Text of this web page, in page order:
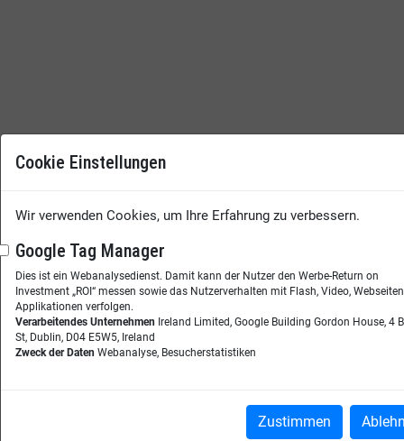
Cookie Einstellungen
Wir verwenden Cookies, um Ihre Erfahrung zu verbessern.
Google Tag Manager
Dies ist ein Webanalysedienst. Damit kann der Nutzer den Werbe-Return on
Investment „ROI“ messen sowie das Nutzerverhalten mit Flash, Video,
Applikationen verfolgen.
Verarbeitendes Unternehmen Ireland Limited, Google Building Gordon House, 4
St, Dublin, D04 E5W5, Ireland
Zweck der Daten Webanalyse, Besucherstatistiken
Zustimmen